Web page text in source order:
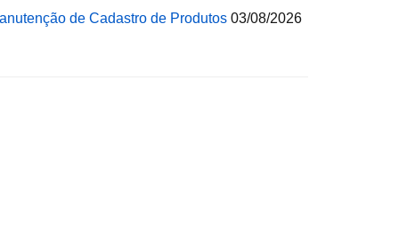
de Cadastro de Produtos 03/08/2026